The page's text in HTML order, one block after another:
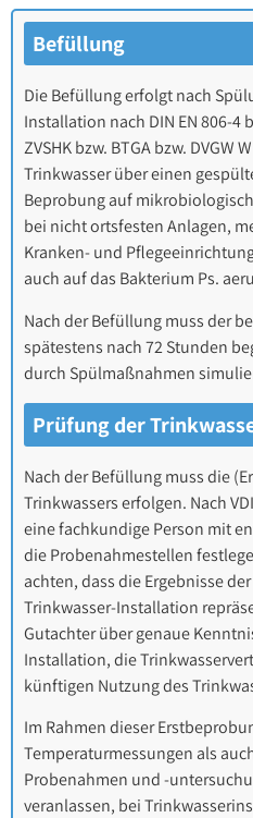
Befüllung
Die Befüllung erfolgt nach
Installation nach DIN EN 806-4
ZVSHK bzw. BTGA bzw. DVGW
Trinkwasser über einen
Beprobung auf
bei nicht ortsfesten Anlagen,
Kranken- und
auch auf das Bakterium Ps.
Nach der Befüllung muss der
spätestens nach 72 Stunden
durch Spülmaßnahmen
Prüfung der
Nach der Befüllung muss die
Trinkwassers erfolgen. Nach
eine fachkundige Person mit
die Probenahmestellen
achten, dass die Ergebnisse
Trinkwasser-Installation
Gutachter über genaue
Installation, die
künftigen Nutzung des
Im Rahmen dieser
Temperaturmessungen als
Probenahmen und -
veranlassen, bei